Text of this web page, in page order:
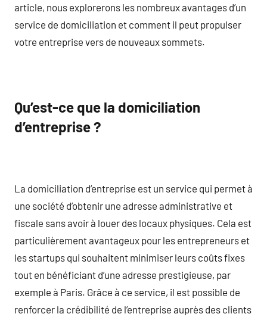
article, nous explorerons les nombreux avantages d’un
service de domiciliation et comment il peut propulser
votre entreprise vers de nouveaux sommets.
Qu’est-ce que la domiciliation
d’entreprise ?
La domiciliation d’entreprise est un service qui permet à
une société d’obtenir une adresse administrative et
fiscale sans avoir à louer des locaux physiques. Cela est
particulièrement avantageux pour les entrepreneurs et
les startups qui souhaitent minimiser leurs coûts fixes
tout en bénéficiant d’une adresse prestigieuse, par
exemple à Paris. Grâce à ce service, il est possible de
renforcer la crédibilité de l’entreprise auprès des clients